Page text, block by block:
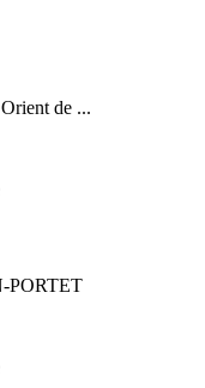
de ...
PORTET